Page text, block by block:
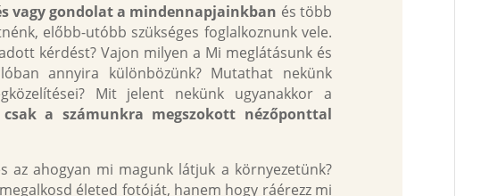
vagy gondolat a mindennapjainkban és több
előbb-utóbb szükséges foglalkoznunk vele.
kérdést? Vajon milyen a Mi meglátásunk és
annyira különbözünk? Mutathat nekünk
Mit jelent nekünk ugyanakkor a
a számunkra megszokott nézőponttal
az ahogyan mi magunk látjuk a környezetünk?
életed fotóját, hanem hogy ráérezz mi